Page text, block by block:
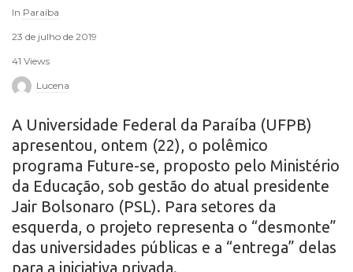
In Paraíba
23 de julho de 2019
41 Views
Lucena
A Universidade Federal da Paraíba (UFPB)
apresentou, ontem (22), o polêmico
programa Future-se, proposto pelo Ministério
da Educação, sob gestão do atual presidente
Jair Bolsonaro (PSL). Para setores da
esquerda, o projeto representa o “desmonte”
das universidades públicas e a “entrega” delas
para a iniciativa privada.